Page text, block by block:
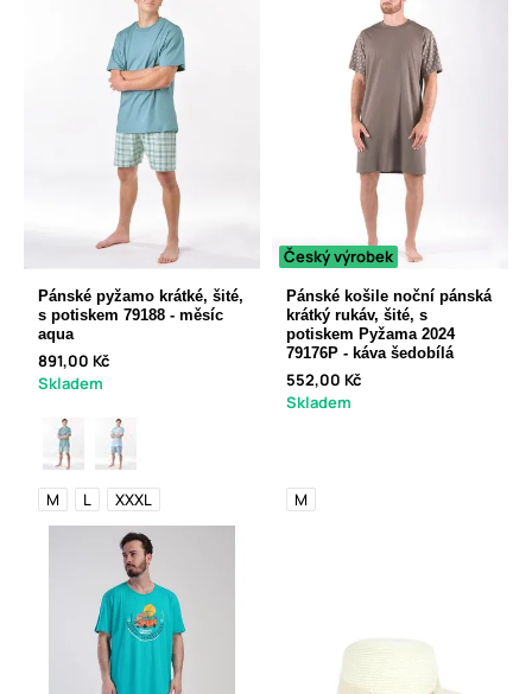
Pánské pyžamo krátké, šité,
s potiskem 79188 - měsíc
aqua
891,00 Kč
Skladem
M L XXXL
Český výrobek
Pánské košile noční pánská
krátký rukáv, šité, s
potiskem Pyžama 2024
79176P - káva šedobílá
552,00 Kč
Skladem
M